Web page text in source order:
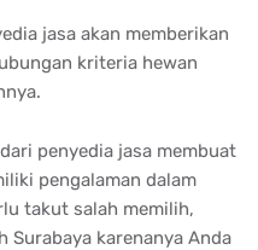
jasa akan memberikan
kriteria hewan
penyedia jasa membuat
pengalaman dalam
takut salah memilih,
Surabaya karenanya Anda